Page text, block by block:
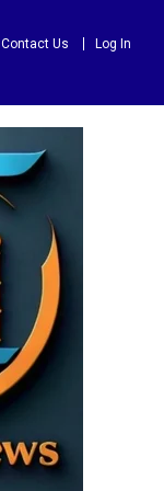
Contact Us Log In